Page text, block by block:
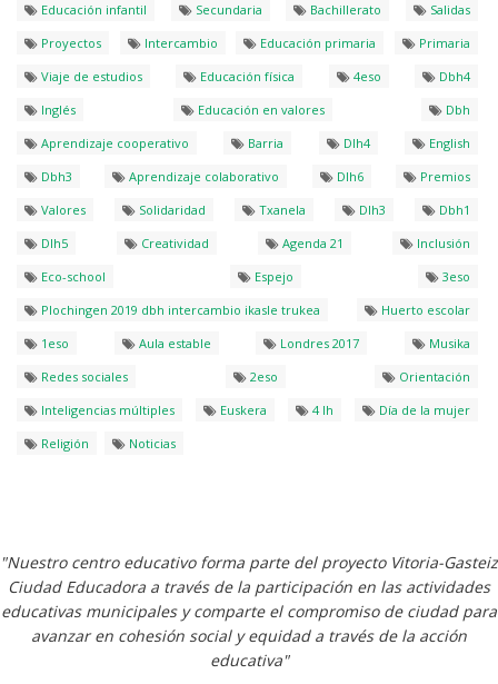
Educación infantil Secundaria Bachillerato
Salidas
Proyectos
Intercambio Educación primaria
Primaria
Viaje de estudios
Educación física 4eso
Dbh4
Inglés
Educación en valores
Dbh
Aprendizaje cooperativo
Barria Dlh4
English
Dbh3
Aprendizaje colaborativo Dlh6
Premios
Valores
Solidaridad Txanela Dlh3
Dbh1
Dlh5
Creatividad Agenda 21
Inclusión
Eco-school
Espejo
3eso
Plochingen 2019 dbh intercambio ikasle trukea
Huerto escolar
1eso
Aula estable Londres 2017
Musika
Redes sociales
2eso
Orientación
Inteligencias múltiples
Euskera 4 lh
Día de la mujer
Religión
Noticias
"Nuestro centro educativo forma parte del proyecto Vitoria-Gasteiz
Ciudad Educadora a través de la participación en las actividades
educativas municipales y comparte el compromiso de ciudad para
avanzar en cohesión social y equidad a través de la acción
educativa"